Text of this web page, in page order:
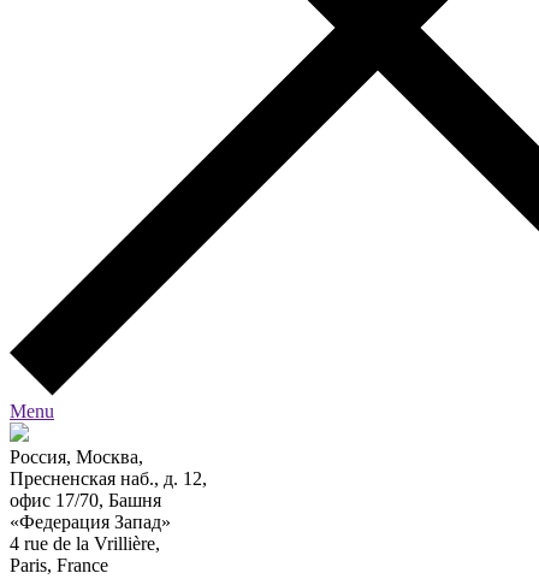
Menu
Россия, Москва,
Пресненская наб., д. 12,
офис 17/70, Башня
«Федерация Запад»
4 rue de la Vrillière,
Paris, France